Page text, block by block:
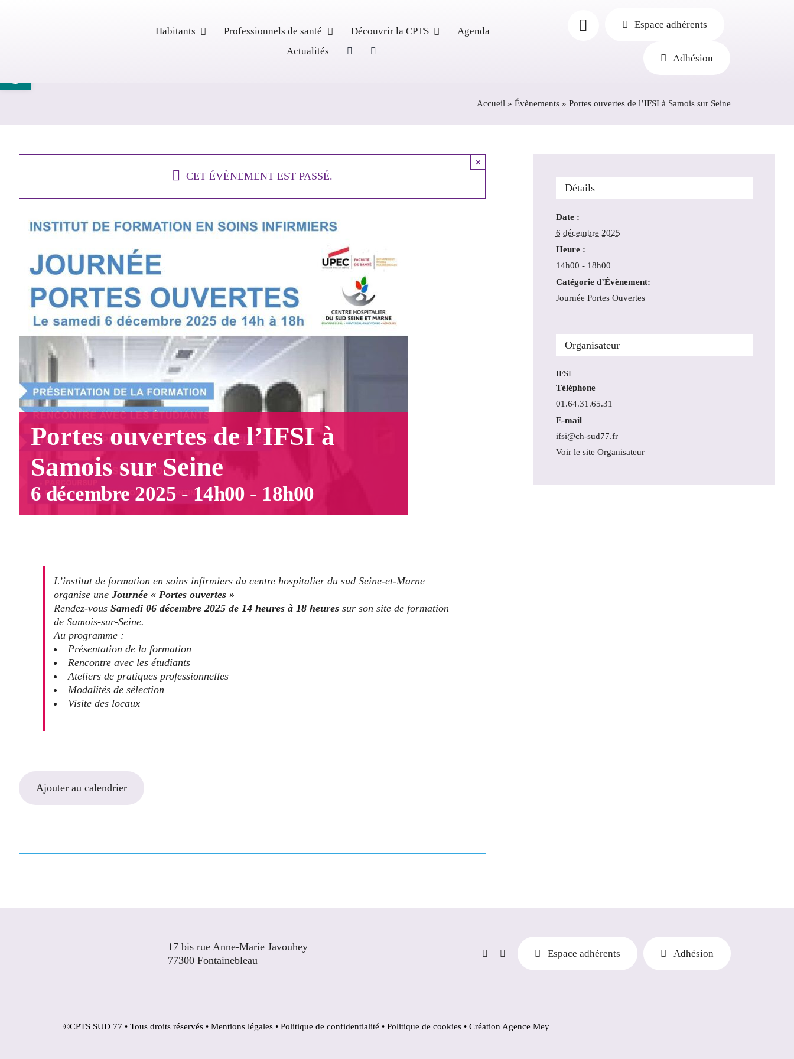
Habitants Professionnels de santé Découvrir la CPTS
Agenda
Actualités
Espace adhérents
Adhésion
Accueil» Évènements» Portes ouvertes de l’IFSI à Samois sur Seine
CET ÉVÈNEMENT EST PASSÉ.
×
Portes ouvertes de l’IFSI à
Samois sur Seine
6 décembre 2025 - 14h00 - 18h00
L’institut de formation en soins infirmiers du centre hospitalier du sud Seine-et-Marne
organise une Journée « Portes ouvertes »
Rendez-vous Samedi 06 décembre 2025 de 14 heures à 18 heures sur son site de formation
de Samois-sur-Seine.
Au programme :
Présentation de la formation
Rencontre avec les étudiants
Ateliers de pratiques professionnelles
Modalités de sélection
Visite des locaux
Ajouter au calendrier
Détails
Date :
6 décembre 2025
Heure :
14h00 - 18h00
Catégorie d’Évènement:
Journée Portes Ouvertes
Organisateur
IFSI
Téléphone
01.64.31.65.31
E-mail
ifsi@ch-sud77.fr
Voir le site Organisateur
17 bis rue Anne-Marie Javouhey
77300 Fontainebleau
Espace adhérents Adhésion
©CPTS SUD 77 • Tous droits réservés •Mentions légales •Politique de confidentialité •Politique de cookies • Création Agence Mey